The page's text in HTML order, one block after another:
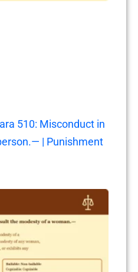
510: Misconduct in
| Punishment